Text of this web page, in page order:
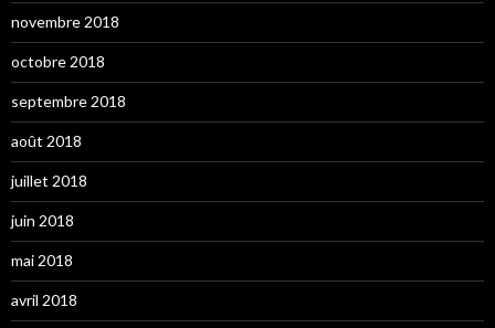
novembre 2018
octobre 2018
septembre 2018
août 2018
juillet 2018
juin 2018
mai 2018
avril 2018